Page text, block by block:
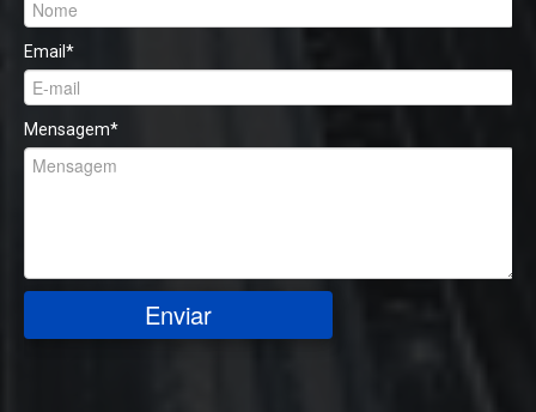
Email *
Mensagem*
Enviar